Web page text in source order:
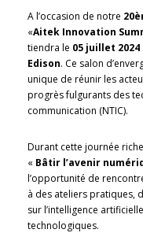
A l’occasion de notre
«Aitek Innovation
tiendra le 05 juillet 2024
Edison. Ce salon
unique de réunir les
progrès fulgurants des
communication (NTIC).
Durant cette journée
« Bâtir l’avenir
l’opportunité de
à des ateliers pratiques,
sur l’intelligence
technologiques.